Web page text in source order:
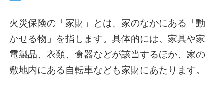
火災保険の「家財」とは、家のなかにある「動
かせる物」を指します。具体的には、家具や家
電製品、衣類、食器などが該当するほか、家の
敷地内にある自転車なども家財にあたります。